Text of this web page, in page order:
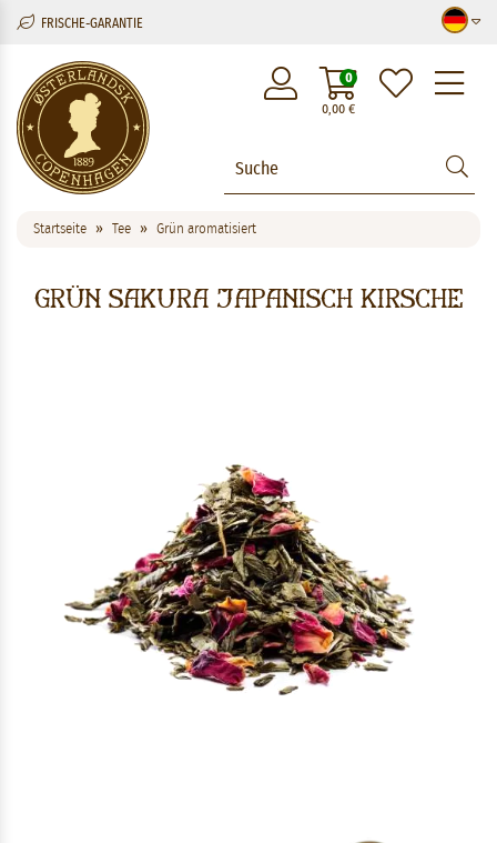
FRISCHE-GARANTIE
0,00€
0
Startseite Tee Grün aromatisiert
Grün Sakura Japanisch Kirsche